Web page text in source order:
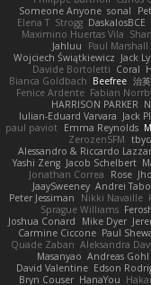
Someone Anyone sonal
Elena T Strogg DaskalosBCE
Maximino Huertas Vila
Jahluu
Paul Marshall
Wojciech Świątkiewicz Jack
Davide Bortoletti Coral
Bianca Goldbach Beefree 治
Fenice Ardente Fabian
HARRISON PARKER
Iulian-Eduard Varvara Jack
paul paviot Emma Reynolds
ZerozenSFM
Alessandro & Riccardo
Yashi Zeng Jacob Schelbert
Jonathan Correa
Rose
JaaySweeney Andrei
Peter Jessiman
Nikki Navaille
Sprague Williams
Joshua Conard
Mike Dyer
Carmine Ciccone Paul
Quade Zaban Aleksandra
Masanyao Andreas Gohl
David Valentine Edson
Bryn Couser HanaYou